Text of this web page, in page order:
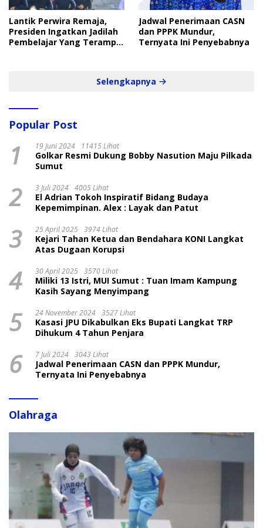
Lantik Perwira Remaja,
Presiden Ingatkan Jadilah
Pembelajar Yang Terampil
Jadwal Penerimaan CASN
dan PPPK Mundur,
Ternyata Ini Penyebabnya
Selengkapnya
Popular Post
1 19 Juni 2024 11415 Lihat
Golkar Resmi Dukung Bobby Nasution Maju Pilkada
Sumut
2 3 Juli 2024 4005 Lihat
El Adrian Tokoh Inspiratif Bidang Budaya
Kepemimpinan. Alex : Layak dan Patut
3 25 April 2025 3974 Lihat
Kejari Tahan Ketua dan Bendahara KONI Langkat
Atas Dugaan Korupsi
4 30 April 2025 3570 Lihat
Miliki 13 Istri, MUI Sumut : Tuan Imam Kampung
Kasih Sayang Menyimpang
5 24 November 2024 3527 Lihat
Kasasi JPU Dikabulkan Eks Bupati Langkat TRP
Dihukum 4 Tahun Penjara
6 7 Juli 2024 3043 Lihat
Jadwal Penerimaan CASN dan PPPK Mundur,
Ternyata Ini Penyebabnya
Olahraga